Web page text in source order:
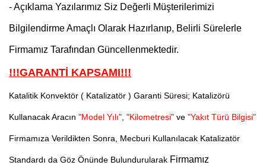
- Açıklama Yazılarımız Siz Değerli Müşterilerimizi
Bilgilendirme Amaçlı Olarak Hazırlanıp, Belirli Sürelerle
Firmamız Tarafından Güncellenmektedir.
!!!GARANTİ KAPSAMI!!!
Katalitik Konvektör ( Katalizatör ) Garanti Süresi; Katalizörü
Kullanacak Aracın "Model Yılı" "Kilometresi" ve "Yakıt Türü Bilgisi"
Firmamıza Verildikten Sonra, Mecburi Kullanılacak Katalizatör
Standardı da Göz Önünde Bulundurularak Firmamız